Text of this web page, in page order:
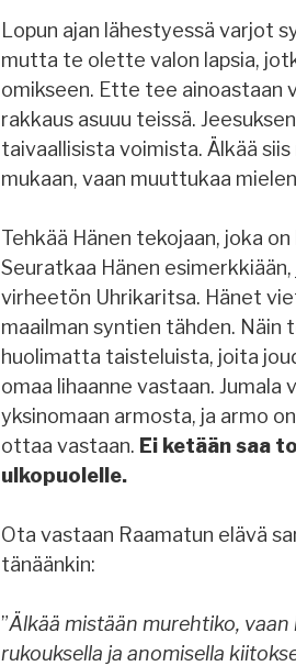
Lopun ajan lähestyessä varjot
mutta te olette valon lapsia,
omikseen. Ette tee ainoastaan
rakkaus asuuu teissä.
taivaallisista voimista. Älkää
mukaan, vaan muuttukaa
Tehkää Hänen tekojaan, joka
Seuratkaa Hänen
virheetön Uhrikaritsa. Hänet
maailman syntien tähden. Näin
huolimatta taisteluista, joita
omaa lihaanne vastaan.
yksinomaan armosta, ja armo
ottaa vastaan. Ei ketään saa
ulkopuolelle.
Ota vastaan Raamatun elävä
tänäänkin:
”Älkää mistään murehtiko,
rukouksella ja anomisella